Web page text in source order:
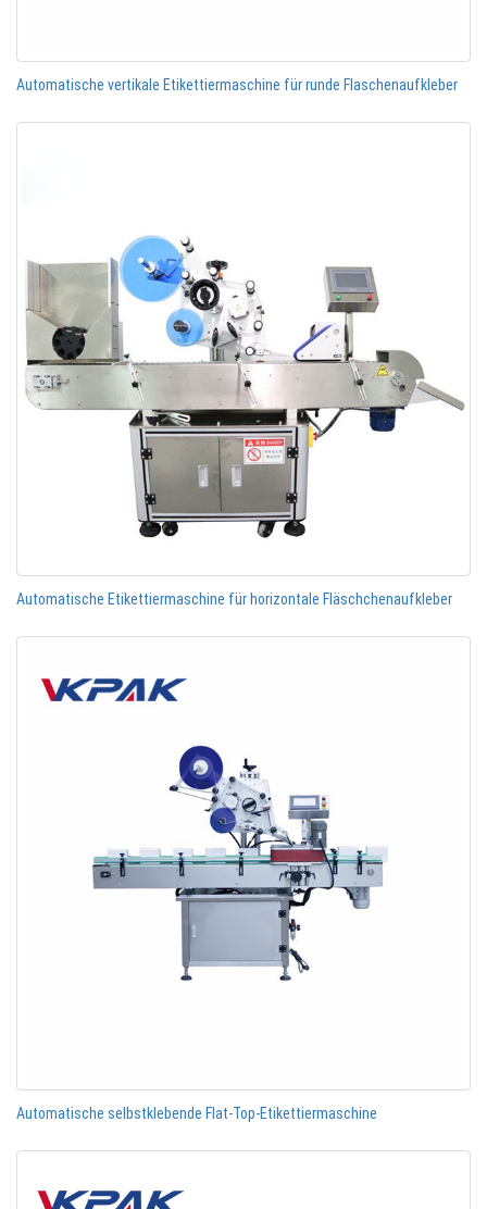
Automatische vertikale Etikettiermaschine für runde Flaschenaufkleber
Automatische Etikettiermaschine für horizontale Fläschchenaufkleber
Automatische selbstklebende Flat-Top-Etikettiermaschine